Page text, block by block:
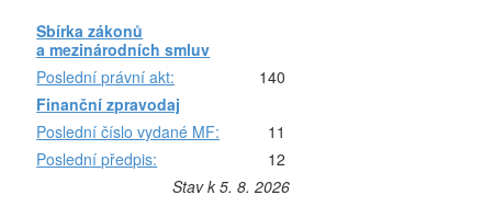
Sbírka zákonů
a mezinárodních smluv
Poslední právní akt:
140
Finanční zpravodaj
Poslední číslo vydané MF:
11
Poslední předpis:
12
Stav k 5. 8. 2026